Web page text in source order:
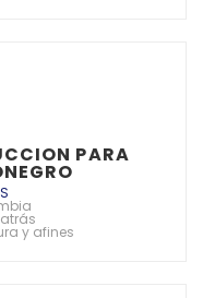
PARA
y afines